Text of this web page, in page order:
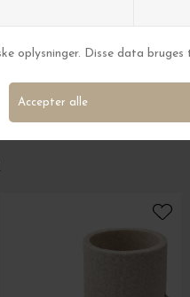
BUNGALOW
Gyldne